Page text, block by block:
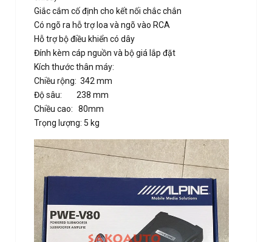
Giắc cắm cố định cho kết nối chắc chắn
Có ngõ ra hỗ trợ loa và ngõ vào RCA
Hỗ trợ bộ điều khiển có dây
Đính kèm cáp nguồn và bộ giá lắp đặt
Kích thước thân máy:
Chiều rộng: 342 mm
Độ sâu: 238 mm
Chiều cao: 80mm
Trọng lượng: 5 kg